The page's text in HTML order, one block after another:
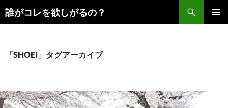
コ
ン
キ
ッ
誰がコレを欲しがるの？
検
索
「SHOEI」タグアーカイブ